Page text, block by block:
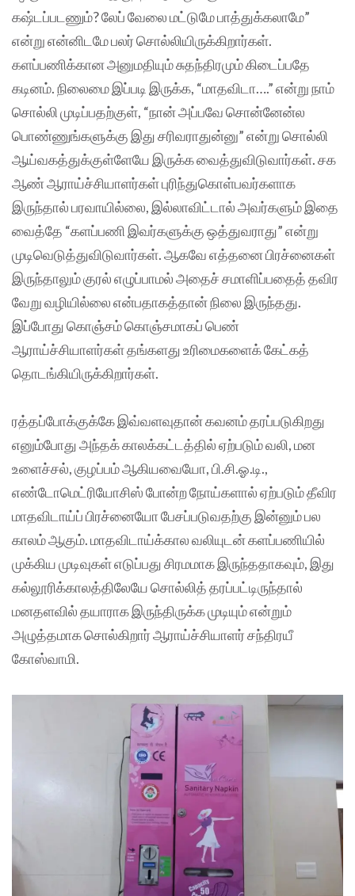
கஷ்டப்படணும்? லேப் வேலை மட்டுமே பாத்துக்கலாமே”
என்று என்னிடமே பலர் சொல்லியிருக்கிறார்கள்.
களப்பணிக்கான அனுமதியும் சுதந்திரமும் கிடைப்பதே
கடினம். நிலைமை இப்படி இருக்க, “மாதவிடா….” என்று நாம்
சொல்லி முடிப்பதற்குள், “நான் அப்பவே சொன்னேன்ல
பொண்ணுங்களுக்கு இது சரிவராதுன்னு” என்று சொல்லி
ஆய்வகத்துக்குள்ளேயே இருக்க வைத்துவிடுவார்கள். சக
ஆண் ஆராய்ச்சியாளர்கள் புரிந்துகொள்பவர்களாக
இருந்தால் பரவாயில்லை, இல்லாவிட்டால் அவர்களும் இதை
வைத்தே “களப்பணி இவர்களுக்கு ஒத்துவராது” என்று
முடிவெடுத்துவிடுவார்கள். ஆகவே எத்தனை பிரச்னைகள்
இருந்தாலும் குரல் எழுப்பாமல் அதைச் சமாளிப்பதைத் தவிர
வேறு வழியில்லை என்பதாகத்தான் நிலை இருந்தது.
இப்போது கொஞ்சம் கொஞ்சமாகப் பெண்
ஆராய்ச்சியாளர்கள் தங்களது உரிமைகளைக் கேட்கத்
தொடங்கியிருக்கிறார்கள்.
ரத்தப்போக்குக்கே இவ்வளவுதான் கவனம் தரப்படுகிறது
எனும்போது அந்தக் காலக்கட்டத்தில் ஏற்படும் வலி, மன
உளைச்சல், குழப்பம் ஆகியவையோ, பி.சி.ஓ.டி.,
எண்டோமெட்ரியோசிஸ் போன்ற நோய்களால் ஏற்படும் தீவிர
மாதவிடாய்ப் பிரச்னையோ பேசப்படுவதற்கு இன்னும் பல
காலம் ஆகும். மாதவிடாய்க்கால வலியுடன் களப்பணியில்
முக்கிய முடிவுகள் எடுப்பது சிரமமாக இருந்ததாகவும், இது
கல்லூரிக்காலத்திலேயே சொல்லித் தரப்பட்டிருந்தால்
மனதளவில் தயாராக இருந்திருக்க முடியும் என்றும்
அழுத்தமாக சொல்கிறார் ஆராய்ச்சியாளர் சந்திரயீ
கோஸ்வாமி.